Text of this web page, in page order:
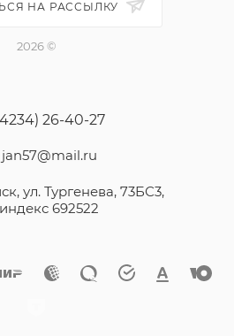
НА РАССЫЛКУ
2026 ©
26-40-27
jan57@mail.ru
ул. Тургенева, 73БС3,
индекс 692522